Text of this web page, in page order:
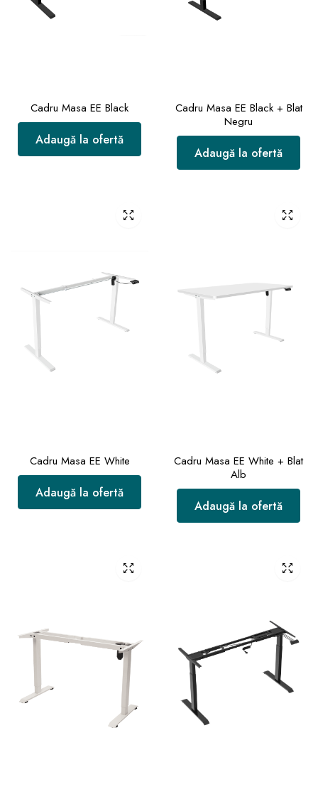
Cadru Masa EE Black
Adaugă la ofertă
Cadru Masa EE Black + Blat
Negru
Adaugă la ofertă
Cadru Masa EE White
Adaugă la ofertă
Cadru Masa EE White + Blat
Alb
Adaugă la ofertă